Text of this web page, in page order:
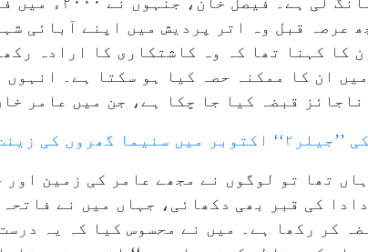
عرصہ قبل وہ اتر پردیش میں اپنے آبائی
کا کہنا تھا کہ وہ کاشتکاری کا ارادہ
ان کا ممکنہ حصہ کیا ہو سکتا ہے۔ انہوں
قبضہ کیا جا چکا ہے، جن میں عامر
کی زینت بنے گی
تھا تو لوگوں نے مجھے عامر کی زمین
کی قبر بھی دکھائی، جہاں میں نے
کر رکھا ہے۔ میں نے محسوس کیا کہ یہ